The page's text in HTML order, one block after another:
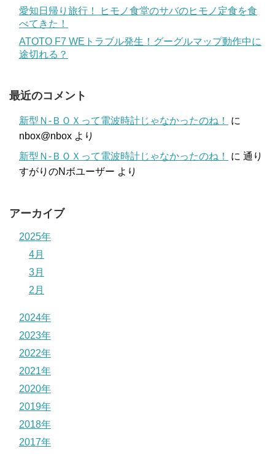
愛知日帰り旅行！ ヒモノ食堂のサバのヒモノ定食を食
べてきた！
ATOTO F7 WEトラブル発生！グーグルマップ動作中に
途切れる？
最近のコメント
新型Ｎ-ＢＯＸって電波時計じゃなかったのね！
に
nbox@nbox より
新型Ｎ-ＢＯＸって電波時計じゃなかったのね！
に 通り
すがりのNボユーザー より
アーカイブ
2025年
4月
3月
2月
2024年
2023年
2022年
2021年
2020年
2019年
2018年
2017年